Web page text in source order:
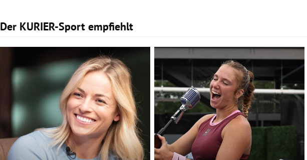
Der KURIER-Sport empfiehlt
Slide 1 von 2